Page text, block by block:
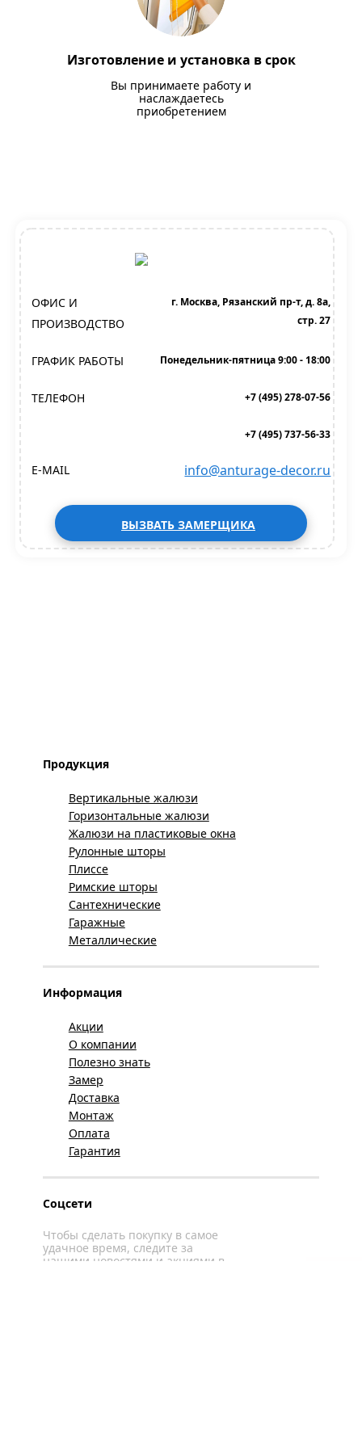
Изготовление и установка в срок
Вы принимаете работу и
наслаждаетесь
приобретением
ОФИС И
ПРОИЗВОДСТВО
г. Москва, Рязанский пр-т, д. 8а,
стр. 27
ГРАФИК РАБОТЫ Понедельник-пятница 9:00 - 18:00
ТЕЛЕФОН +7 (495) 278-07-56
+7 (495) 737-56-33
E-MAIL info@anturage-decor.ru
ВЫЗВАТЬ ЗАМЕРЩИКА
Продукция
Вертикальные жалюзи
Горизонтальные жалюзи
Жалюзи на пластиковые окна
Рулонные шторы
Плиссе
Римские шторы
Сантехнические
Гаражные
Металлические
Информация
Акции
О компании
Полезно знать
Замер
Доставка
Монтаж
Оплата
Гарантия
Соцсети
Чтобы сделать покупку в самое
удачное время, следите за
нашими новостями и акциями в